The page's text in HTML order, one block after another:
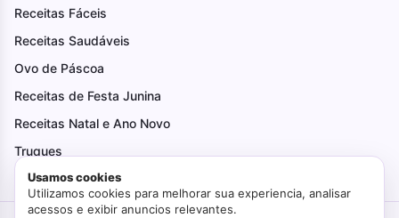
Receitas Fáceis
Receitas Saudáveis
Ovo de Páscoa
Receitas de Festa Junina
Receitas Natal e Ano Novo
Truques
Usamos cookies
Utilizamos cookies para melhorar sua experiencia, analisar
acessos e exibir anuncios relevantes.